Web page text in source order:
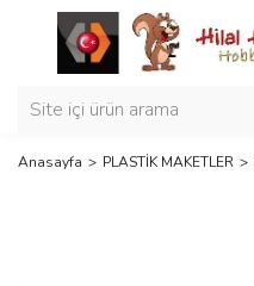
Anasayfa PLASTİK MAKETLER